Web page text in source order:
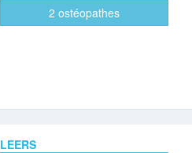
2 ostéopathes
LEERS